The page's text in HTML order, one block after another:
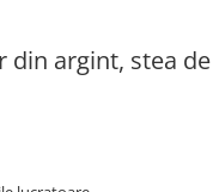
din argint, stea